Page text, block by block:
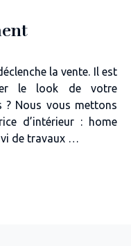
la vente. Il est
le look de votre
? Nous vous mettons
d’intérieur : home
de travaux …